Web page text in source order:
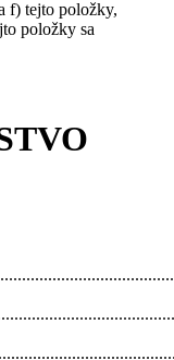
f) tejto položky,
položky sa